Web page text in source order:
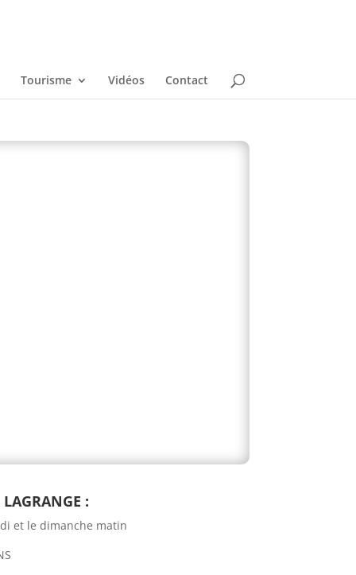
Tourisme Vidéos Contact
:
et le dimanche matin